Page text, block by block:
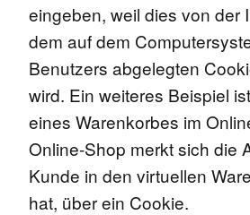
eingeben, weil dies von der
dem auf dem
Benutzers abgelegten
wird. Ein weiteres Beispiel
eines Warenkorbes im
Online-Shop merkt sich die
Kunde in den virtuellen
hat, über ein Cookie.